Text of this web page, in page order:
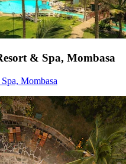
& Spa, Mombasa
Mombasa